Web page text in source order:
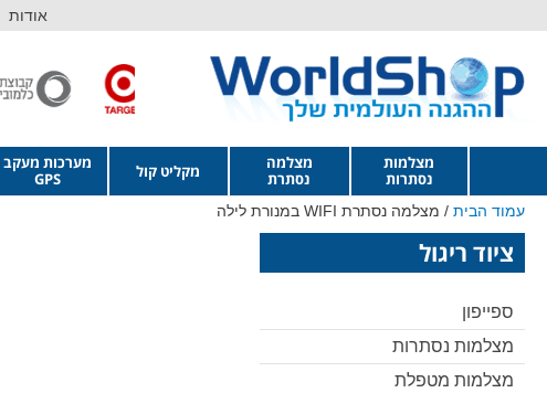
אודות
מצלמות
נסתרות
מצלמה
נסתרת
מקליט קול
מערכות מעקב
GPS
עמוד הבית / מצלמה נסתרת WIFI במנורת לילה
ציוד ריגול
ספייפון
מצלמות נסתרות
מצלמות מטפלת